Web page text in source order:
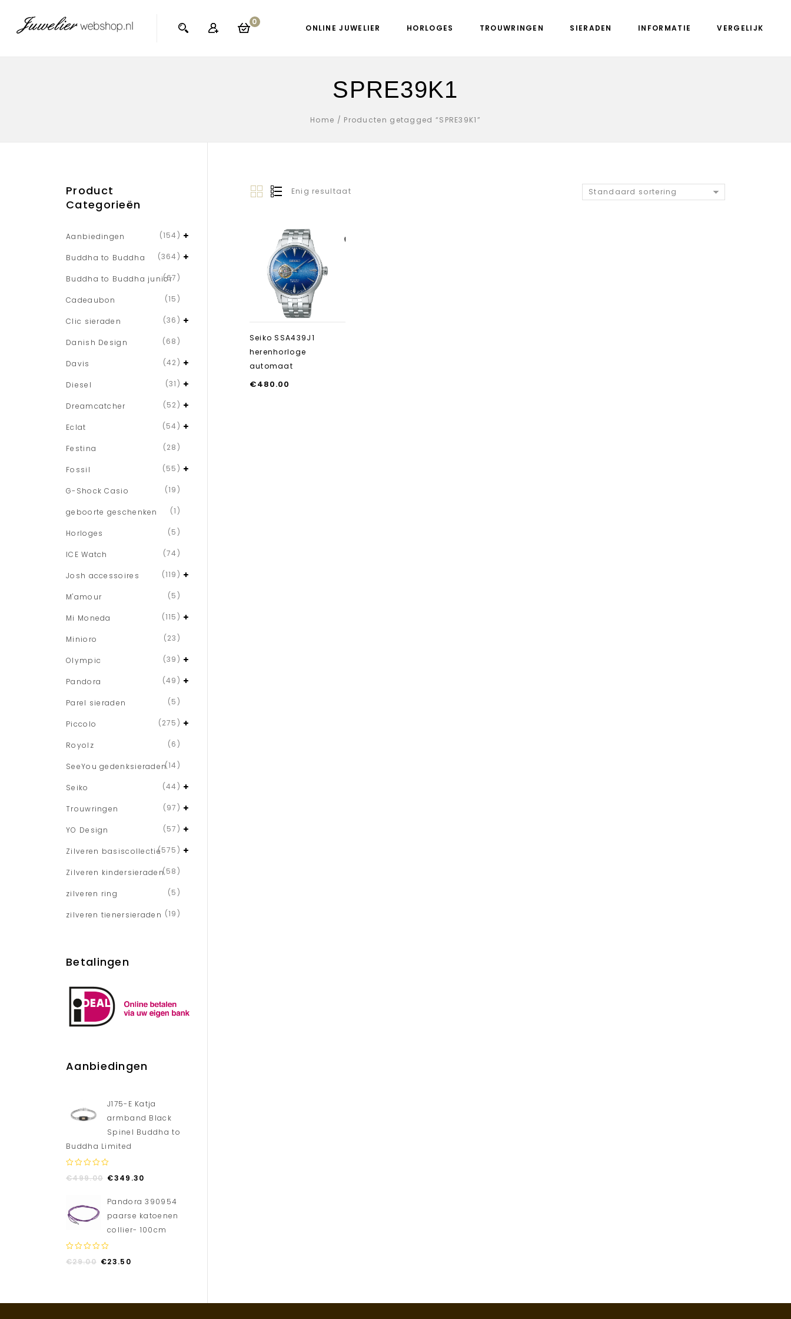
0
ONLINE JUWELIER HORLOGES TROUWRINGEN SIERADEN INFORMATIE VERGELIJK
SPRE39K1
Home / Producten getagged “SPRE39K1”
Enig resultaat Standaard sortering
Seiko SSA439J1
herenhorloge
automaat
€480.00
Product
Categorieën
Aanbiedingen (154)
Buddha to Buddha (364)
Buddha to Buddha junior(67)
Cadeaubon (15)
Clic sieraden (36)
Danish Design (68)
Davis (42)
Diesel (31)
Dreamcatcher (52)
Eclat (54)
Festina (28)
Fossil (55)
G-Shock Casio (19)
geboorte geschenken (1)
Horloges (5)
ICE Watch (74)
Josh accessoires (119)
M'amour (5)
Mi Moneda (115)
Minioro (23)
Olympic (39)
Pandora (49)
Parel sieraden (5)
Piccolo (275)
Royolz (6)
SeeYou gedenksieraden(14)
Seiko (44)
Trouwringen (97)
YO Design (57)
Zilveren basiscollectie(575)
Zilveren kindersieraden(58)
zilveren ring (5)
zilveren tienersieraden (19)
Betalingen
Aanbiedingen
J175-E Katja
armband Black
Spinel Buddha to
Buddha Limited
out
€499.00 €349.30
Pandora 390954
paarse katoenen
collier- 100cm
out
€29.00 €23.50